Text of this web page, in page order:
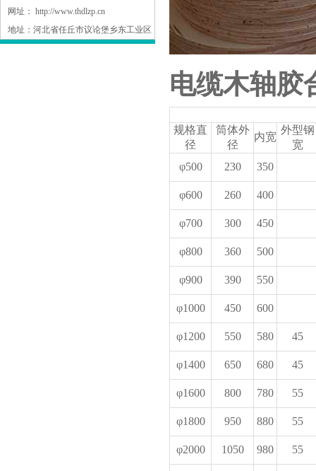
网址： http://www.thdlzp.cn
地址： 河北省任丘市议论堡乡东工业区
电缆木轴胶
规格直
径
筒体外
径
内宽
外型钢
宽
φ500
230 350
φ600 260 400
φ700 300 450
φ800 360 500
φ900 390 550
φ1000 450 600
φ1200 550 580 45
φ1400 650 680 45
φ1600 800 780 55
φ1800 950 880 55
φ2000 1050 980 55